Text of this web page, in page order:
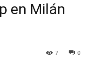
en Milán
0
7